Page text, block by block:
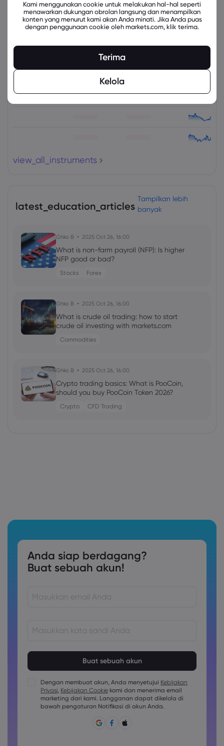
view_all_instruments
latest_education_articles
Tampilkan lebih
banyak
Ghko B 2025 Oct 26, 16:00
What is non-farm payroll (NFP): Is higher
NFP good or bad?
Stocks Forex
Ghko B 2025 Oct 26, 16:00
What is crude oil trading: how to start
crude oil investing with markets.com
Commodities
Ghko B 2025 Oct 26, 16:00
Crypto trading basics: What is PooCoin,
should you buy PooCoin Token 2026?
Crypto CFD Trading
Anda siap berdagang?
Buat sebuah akun!
Kata sandi harus berisi setidaknya 1 karakter huruf besar
Kata sandi harus berisi setidaknya 1 karakter huruf kecil
Sandi harus berisi ~!@#£%^&amp;*()_-+=:;&lt;&gt;{,[]?,.
Dengan membuat akun, Anda menyetujui Kebijakan
Privasi, Kebijakan Cookie kami dan menerima email
marketing dari kami. Langganan dapat dikelola di
bawah pengaturan Notifikasi di akun Anda.
Kami menggunakan cookie untuk melakukan hal-hal seperti
menawarkan dukungan obrolan langsung dan menampilkan
konten yang menurut kami akan Anda minati. Jika Anda puas
dengan penggunaan cookie oleh markets.com, klik terima.
Terima
Kelola